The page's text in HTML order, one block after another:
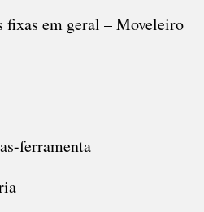
fixas em geral – Moveleiro
ferramenta